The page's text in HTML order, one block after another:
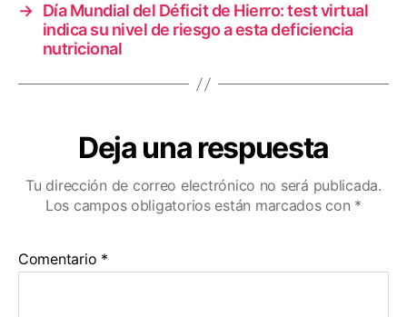
→ Día Mundial del Déficit de Hierro: test virtual
indica su nivel de riesgo a esta deficiencia
nutricional
Deja una respuesta
Tu dirección de correo electrónico no será publicada.
Los campos obligatorios están marcados con *
Comentario *